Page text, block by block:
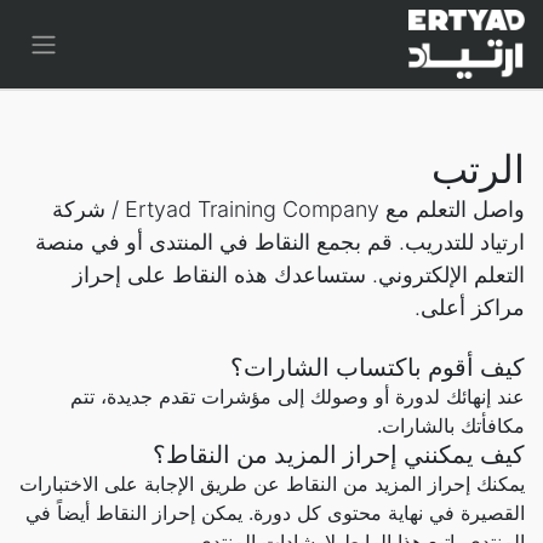
الرتب
واصل التعلم مع Ertyad Training Company / شركة
ارتياد للتدريب. قم بجمع النقاط في المنتدى أو في منصة
التعلم الإلكتروني. ستساعدك هذه النقاط على إحراز
مراكز أعلى.
كيف أقوم باكتساب الشارات؟
عند إنهائك لدورة أو وصولك إلى مؤشرات تقدم جديدة، تتم
مكافأتك بالشارات.
كيف يمكنني إحراز المزيد من النقاط؟
يمكنك إحراز المزيد من النقاط عن طريق الإجابة على الاختبارات
القصيرة في نهاية محتوى كل دورة. يمكن إحراز النقاط أيضاً في